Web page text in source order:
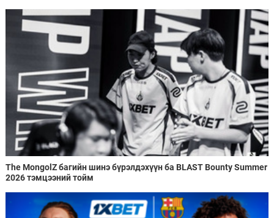
The MongolZ багийн шинэ бүрэлдэхүүн ба BLAST Bounty Summer
2026 тэмцээний тойм